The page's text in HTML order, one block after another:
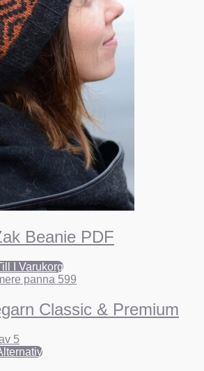
Beanie PDF
I Varukorg
Classic & Premium
5